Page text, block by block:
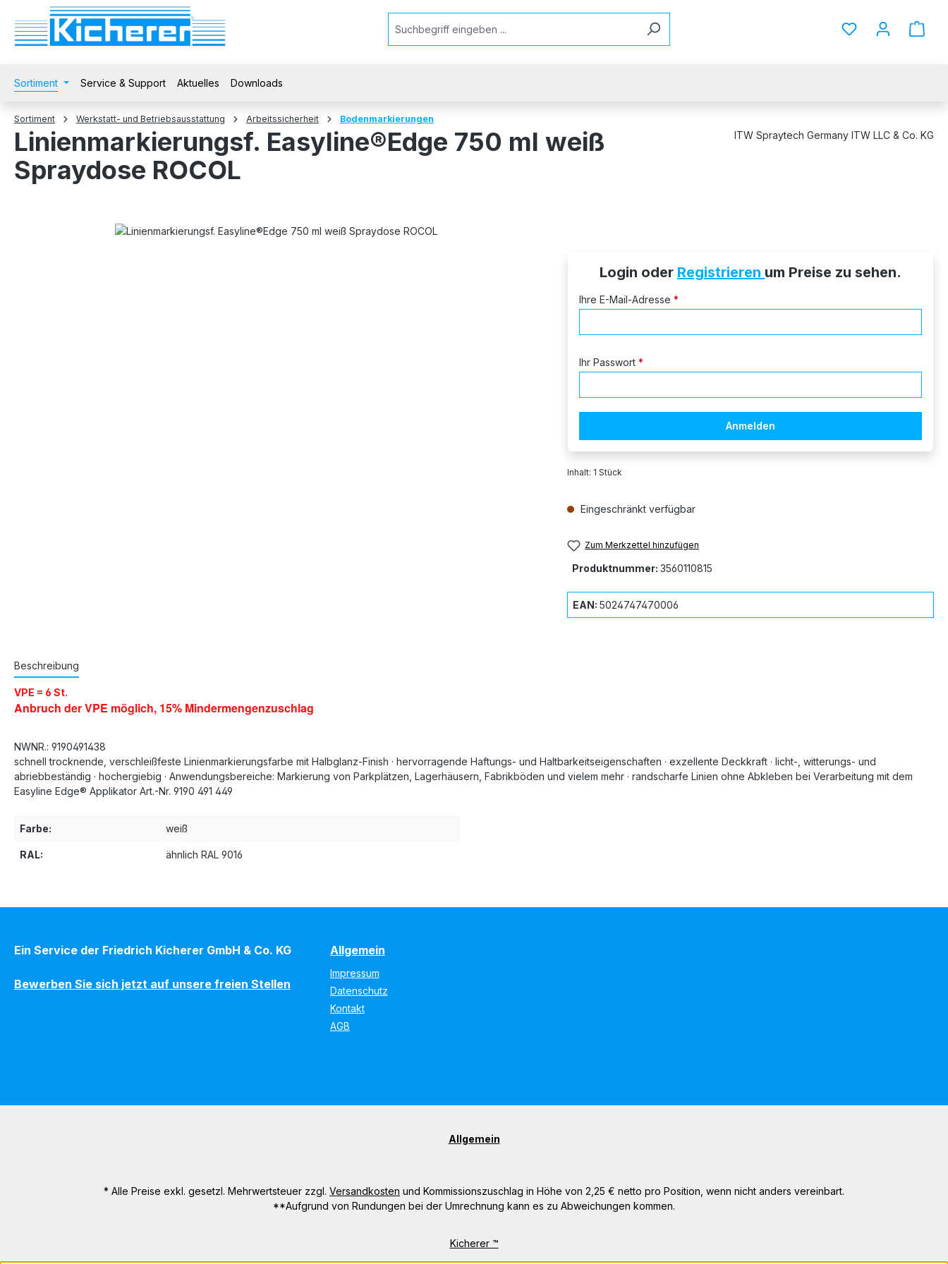
Hauptinhalt springen
Zur Suche springen
Zur Hauptnavigation springen
Du hast 0
Sortiment Service & Support Aktuelles Downloads
Sortiment Werkstatt- und Betriebsausstattung Arbeitssicherheit Bodenmarkierungen
Linienmarkierungsf. Easyline®Edge 750 ml weiß
Spraydose ROCOL
ITW Spraytech Germany ITW LLC & Co. KG
Bildergalerie überspringen
Login oder Registrieren um Preise zu sehen.
Ihre E-Mail-Adresse *
Ihr Passwort *
Anmelden
Inhalt: 1 Stück
Eingeschränkt verfügbar
Zum Merkzettel hinzufügen
Produktnummer: 3560110815
EAN: 5024747470006
Beschreibung
VPE = 6 St.
Anbruch der VPE möglich, 15% Mindermengenzuschlag
NWNR.: 9190491438
schnell trocknende, verschleißfeste Linienmarkierungsfarbe mit Halbglanz-Finish · hervorragende Haftungs- und Haltbarkeitseigenschaften · exzellente Deckkraft · licht-, witterungs- und
abriebbeständig · hochergiebig · Anwendungsbereiche: Markierung von Parkplätzen, Lagerhäusern, Fabrikböden und vielem mehr · randscharfe Linien ohne Abkleben bei Verarbeitung mit dem
Easyline Edge® Applikator Art.-Nr. 9190 491 449
Farbe: weiß
RAL: ähnlich RAL 9016
Ein Service der Friedrich Kicherer GmbH & Co. KG
Bewerben Sie sich jetzt auf unsere freien Stellen
Allgemein
Impressum
Datenschutz
Kontakt
AGB
Allgemein
* Alle Preise exkl. gesetzl. Mehrwertsteuer zzgl. Versandkosten und Kommissionszuschlag in Höhe von 2,25 € netto pro Position, wenn nicht anders vereinbart.
**Aufgrund von Rundungen bei der Umrechnung kann es zu Abweichungen kommen.
Kicherer ™